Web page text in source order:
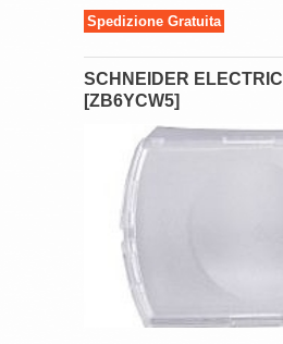
Spedizione Gratuita
SCHNEIDER ELECTRIC
[ZB6YCW5]